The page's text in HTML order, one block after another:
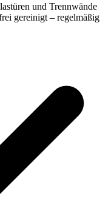
und Trennwände
gereinigt – regelmäßig